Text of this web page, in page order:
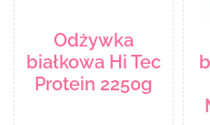
Odżywka
białkowa Hi Tec
Protein 2250g